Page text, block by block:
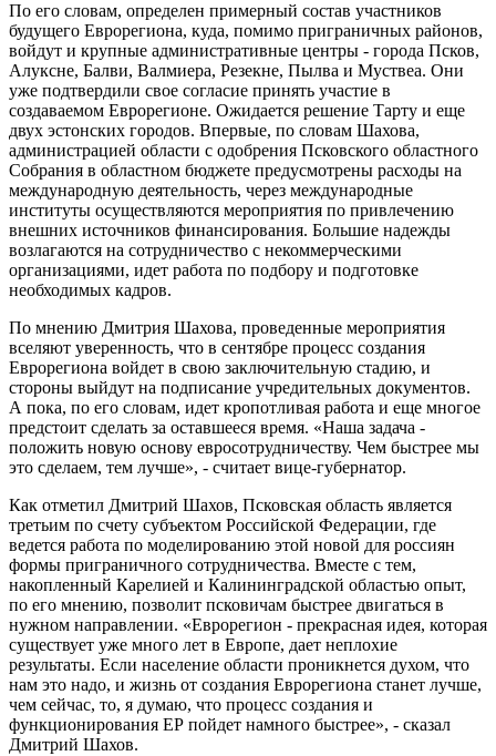
По его словам, определен примерный состав участников
будущего Еврорегиона, куда, помимо приграничных районов,
войдут и крупные административные центры - города Псков,
Алуксне, Балви, Валмиера, Резекне, Пылва и Муствеа. Они
уже подтвердили свое согласие принять участие в
создаваемом Еврорегионе. Ожидается решение Тарту и еще
двух эстонских городов. Впервые, по словам Шахова,
администрацией области с одобрения Псковского областного
Собрания в областном бюджете предусмотрены расходы на
международную деятельность, через международные
институты осуществляются мероприятия по привлечению
внешних источников финансирования. Большие надежды
возлагаются на сотрудничество с некоммерческими
организациями, идет работа по подбору и подготовке
необходимых кадров.
По мнению Дмитрия Шахова, проведенные мероприятия
вселяют уверенность, что в сентябре процесс создания
Еврорегиона войдет в свою заключительную стадию, и
стороны выйдут на подписание учредительных документов.
А пока, по его словам, идет кропотливая работа и еще многое
предстоит сделать за оставшееся время. «Наша задача -
положить новую основу евросотрудничеству. Чем быстрее мы
это сделаем, тем лучше», - считает вице-губернатор.
Как отметил Дмитрий Шахов, Псковская область является
третьим по счету субъектом Российской Федерации, где
ведется работа по моделированию этой новой для россиян
формы приграничного сотрудничества. Вместе с тем,
накопленный Карелией и Калининградской областью опыт,
по его мнению, позволит псковичам быстрее двигаться в
нужном направлении. «Еврорегион - прекрасная идея, которая
существует уже много лет в Европе, дает неплохие
результаты. Если население области проникнется духом, что
нам это надо, и жизнь от создания Еврорегиона станет лучше,
чем сейчас, то, я думаю, что процесс создания и
функционирования ЕР пойдет намного быстрее», - сказал
Дмитрий Шахов.